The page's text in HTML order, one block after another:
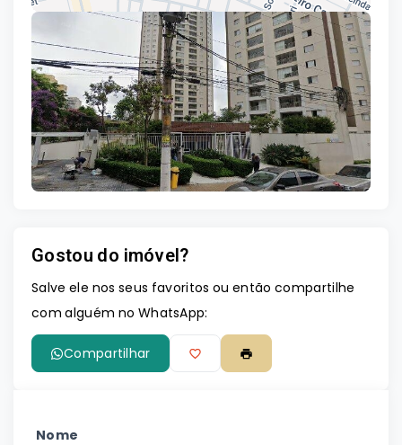
Leaflet
Gostou do imóvel?
Salve ele nos seus favoritos ou então compartilhe
com alguém no WhatsApp:
Compartilhar
Nome